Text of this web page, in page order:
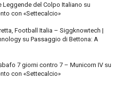
Leggende del Colpo Italiano su
con «Settecalcio»
Football Italia – Siggknowtech |
su Passaggio di Bettona: A
7 giorni contro 7 – Municorn IV su
con «Settecalcio»